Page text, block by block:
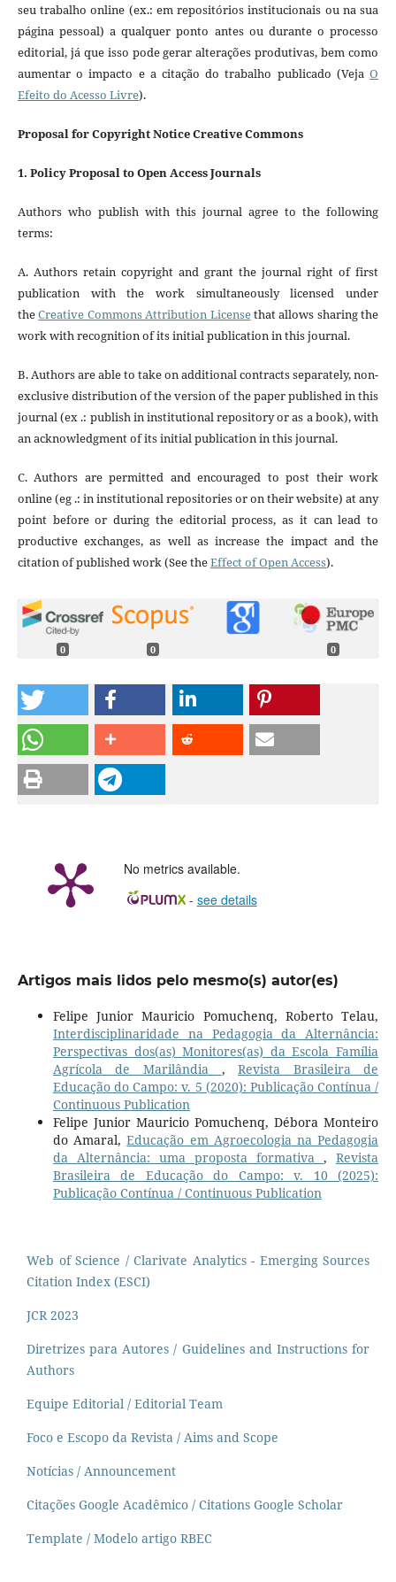
seu trabalho online (ex.: em repositórios institucionais ou na sua
página pessoal) a qualquer ponto antes ou durante o processo
editorial, já que isso pode gerar alterações produtivas, bem como
aumentar o impacto e a citação do trabalho publicado (VejaO
Efeito do Acesso Livre).
Proposal for Copyright Notice Creative Commons
1. Policy Proposal to Open Access Journals
Authors who publish with this journal agree to the following
terms:
A. Authors retain copyright and grant the journal right of first
publication with the work simultaneously licensed under
theCreative Commons Attribution Licensethat allows sharing the
work with recognition of its initial publication in this journal.
B. Authors are able to take on additional contracts separately, non-
exclusive distribution of the version of the paper published in this
journal (ex .: publish in institutional repository or as a book), with
an acknowledgment of its initial publication in this journal.
C. Authors are permitted and encouraged to post their work
online (eg .: in institutional repositories or on their website) at any
point before or during the editorial process, as it can lead to
productive exchanges, as well as increase the impact and the
citation of published work (See theEffect of Open Access).
0 0 0
No metrics available.
- see details
Artigos mais lidos pelo mesmo(s) autor(es)
Felipe Junior Mauricio Pomuchenq, Roberto Telau,
Interdisciplinaridade na Pedagogia da Alternância:
Perspectivas dos(as) Monitores(as) da Escola Família
Agrícola de Marilândia ,Revista Brasileira de
Educação do Campo: v. 5 (2020): Publicação Contínua /
Continuous Publication
Felipe Junior Mauricio Pomuchenq, Débora Monteiro
do Amaral,Educação em Agroecologia na Pedagogia
da Alternância: uma proposta formativa,Revista
Brasileira de Educação do Campo: v. 10 (2025):
Publicação Contínua / Continuous Publication
Web of Science / Clarivate Analytics - Emerging Sources
Citation Index (ESCI)
JCR 2023
Diretrizes para Autores / Guidelines and Instructions for
Authors
Equipe Editorial / Editorial Team
Foco e Escopo da Revista / Aims and Scope
Notícias / Announcement
Citações Google Acadêmico / Citations Google Scholar
Template / Modelo artigo RBEC